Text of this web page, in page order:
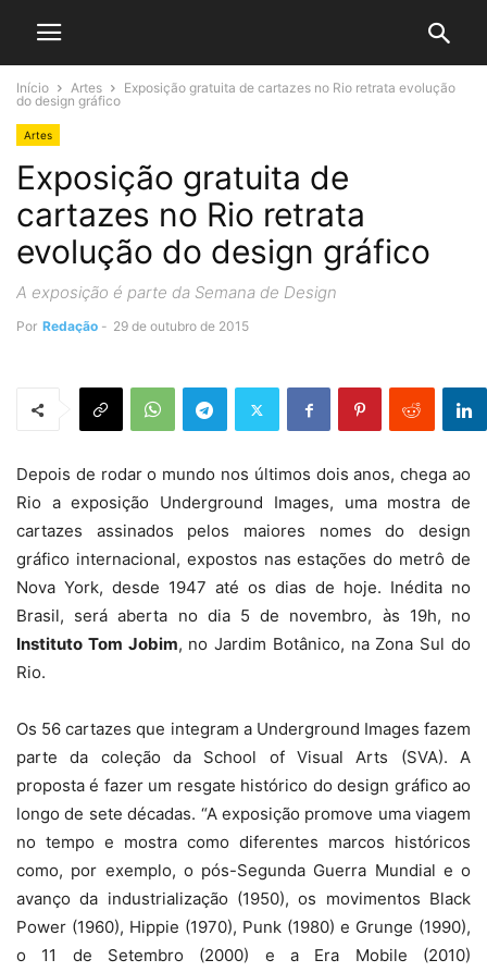
Início Artes
Exposição gratuita de cartazes no Rio retrata evolução
do design gráfico
Artes
Exposição gratuita de
cartazes no Rio retrata
evolução do design gráfico
A exposição é parte da Semana de Design
Por Redação - 29 de outubro de 2015
Depois de rodar o mundo nos últimos dois anos, chega ao
Rio a exposição Underground Images, uma mostra de
cartazes assinados pelos maiores nomes do design
gráfico internacional, expostos nas estações do metrô de
Nova York, desde 1947 até os dias de hoje. Inédita no
Brasil, será aberta no dia 5 de novembro, às 19h, no
Instituto Tom Jobim, no Jardim Botânico, na Zona Sul do
Rio.
Os 56 cartazes que integram a Underground Images fazem
parte da coleção da School of Visual Arts (SVA). A
proposta é fazer um resgate histórico do design gráfico ao
longo de sete décadas. “A exposição promove uma viagem
no tempo e mostra como diferentes marcos históricos
como, por exemplo, o pós-Segunda Guerra Mundial e o
avanço da industrialização (1950), os movimentos Black
Power (1960), Hippie (1970), Punk (1980) e Grunge (1990),
o 11 de Setembro (2000) e a Era Mobile (2010)